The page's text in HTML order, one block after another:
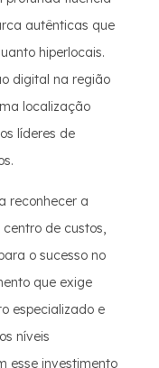
autênticas que
hiperlocais.
digital na região
localização
líderes de
reconhecer a
de custos,
o sucesso no
que exige
especializado e
níveis
esse investimento